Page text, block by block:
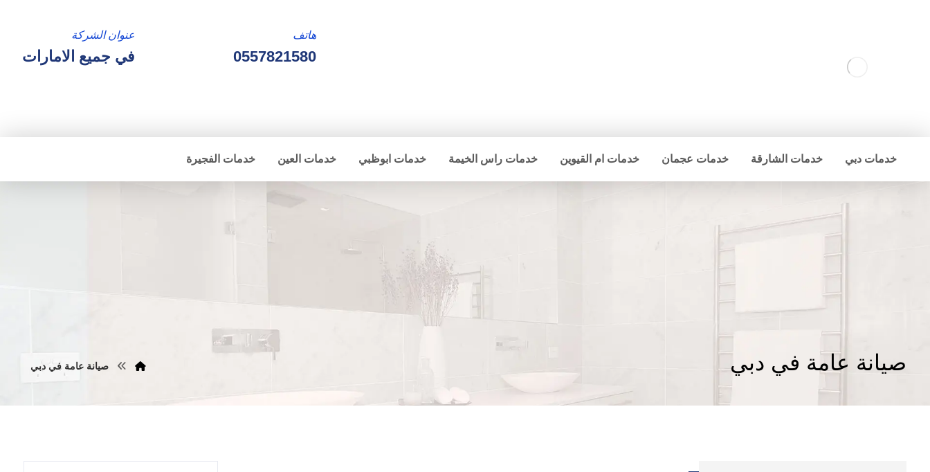
عنوان الشركة
في جميع الامارات
هاتف
0557821580
خدمات دبي خدمات الشارقة خدمات عجمان خدمات ام القيوين خدمات راس الخيمة خدمات ابوظبي خدمات العين خدمات الفجيرة
صيانة عامة في دبي صيانة عامة في دبي